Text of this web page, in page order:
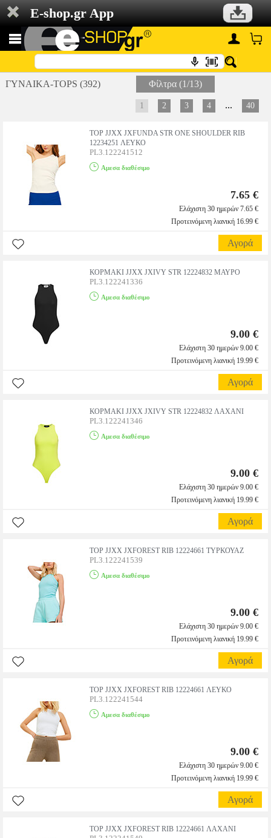
E-shop.gr App
ΓΥΝΑΙΚΑ-TOPS (392) Φίλτρα (1/13)
1 2 3 4 ... 40
TOP JJXX JXFUNDA STR ONE SHOULDER RIB
12234251 ΛΕΥΚΟ
PL3.122241512
Αμεσα διαθέσιμο
7.65 €
Ελάχιστη 30 ημερών 7.65 €
Προτεινόμενη λιανική 16.99 €
Αγορά
ΚΟΡΜΑΚΙ JJXX JXIVY STR 12224832 ΜΑΥΡΟ
PL3.122241336
Αμεσα διαθέσιμο
9.00 €
Ελάχιστη 30 ημερών 9.00 €
Προτεινόμενη λιανική 19.99 €
Αγορά
ΚΟΡΜΑΚΙ JJXX JXIVY STR 12224832 ΛΑΧΑΝΙ
PL3.122241346
Αμεσα διαθέσιμο
9.00 €
Ελάχιστη 30 ημερών 9.00 €
Προτεινόμενη λιανική 19.99 €
Αγορά
TOP JJXX JXFOREST RIB 12224661 ΤΥΡΚΟΥΑΖ
PL3.122241539
Αμεσα διαθέσιμο
9.00 €
Ελάχιστη 30 ημερών 9.00 €
Προτεινόμενη λιανική 19.99 €
Αγορά
TOP JJXX JXFOREST RIB 12224661 ΛΕΥΚΟ
PL3.122241544
Αμεσα διαθέσιμο
9.00 €
Ελάχιστη 30 ημερών 9.00 €
Προτεινόμενη λιανική 19.99 €
Αγορά
TOP JJXX JXFOREST RIB 12224661 ΛΑΧΑΝΙ